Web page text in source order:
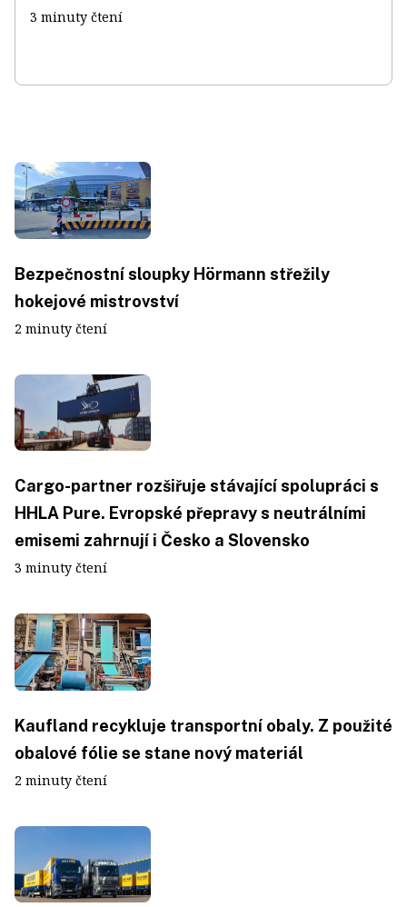
3 minuty čtení
Bezpečnostní sloupky Hörmann střežily
hokejové mistrovství
2 minuty čtení
Cargo-partner rozšiřuje stávající spolupráci s
HHLA Pure. Evropské přepravy s neutrálními
emisemi zahrnují i Česko a Slovensko
3 minuty čtení
Kaufland recykluje transportní obaly. Z použité
obalové fólie se stane nový materiál
2 minuty čtení